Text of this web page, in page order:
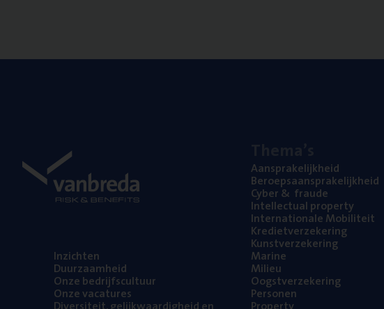
Inzich­ten
Duur­zaam­heid
Onze bedrijfs­cul­tuur
Onze vaca­tu­res
Aan­spra­ke­lijk­heid
Beroeps­aan­spra­ke­lijk­heid
Cyber& fraude
Intel­lec­tu­al property
Inter­na­ti­o­na­le Mobiliteit
Kre­diet­ver­ze­ke­ring
Kunst­ver­ze­ke­ring
Mari­ne
Mili­eu
Oogst­ver­ze­ke­ring
Per­so­nen